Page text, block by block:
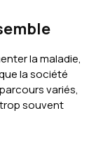
la maladie,
la société
variés,
souvent